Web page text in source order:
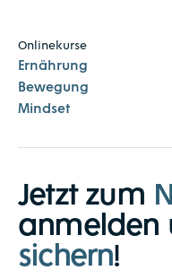
Onlinekurse
Ernährung
Bewegung
Mindset
Jetzt zum
anmelden
sichern!